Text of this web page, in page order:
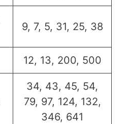
9, 7, 5, 31, 25, 38
12, 13, 200, 500
34, 43, 45, 54,
79, 97, 124, 132,
346, 641